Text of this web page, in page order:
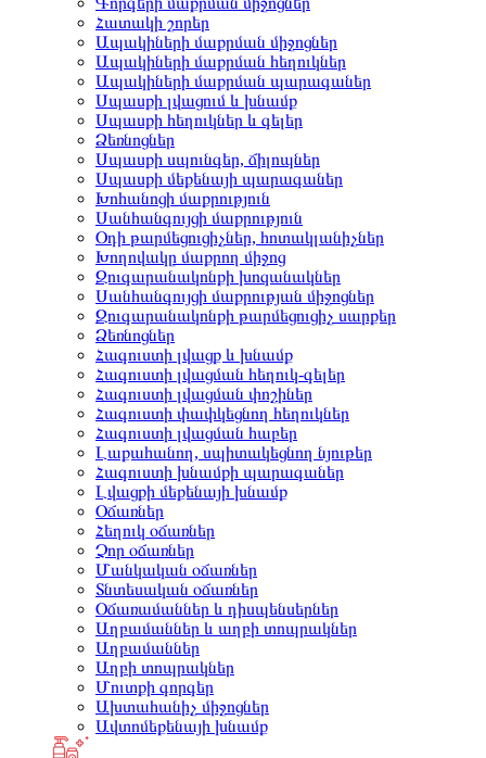
Հատակի շորեր
Ապակիների մաքրման միջոցներ
Ապակիների մաքրման հեղուկներ
Ապակիների մաքրման պարագաներ
Սպասքի լվացում և խնամք
Սպասքի հեղուկներ և գելեր
Ձեռնոցներ
Սպասքի սպունգեր, ճիլոպներ
Սպասքի մեքենայի պարագաներ
Խոհանոցի մաքրություն
Սանհանգույցի մաքրություն
Օդի թարմեցուցիչներ, հոտակլանիչներ
Խողովակը մաքրող միջոց
Զուգարանակոնքի խոզանակներ
Սանհանգույցի մաքրության միջոցներ
Զուգարանակոնքի թարմեցուցիչ սարքեր
Ձեռնոցներ
Հագուստի լվացք և խնամք
Հագուստի լվացման հեղուկ-գելեր
Հագուստի լվացման փոշիներ
Հագուստի փափկեցնող հեղուկներ
Հագուստի լվացման հաբեր
Լաքահանող, սպիտակեցնող նյութեր
Հագուստի խնամքի պարագաներ
Լվացքի մեքենայի խնամք
Օճառներ
Հեղուկ օճառներ
Չոր օճառներ
Մանկական օճառներ
Տնտեսական օճառներ
Օճառամաններ և դիսպենսերներ
Աղբամաններ և աղբի տոպրակներ
Աղբամաններ
Աղբի տոպրակներ
Մուտքի գորգեր
Ախտահանիչ միջոցներ
Ավտոմեքենայի խնամք